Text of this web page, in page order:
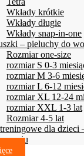
Wkłady krótkie
Wkłady długie
Wkłady snap-in-one
– pieluchy do
Rozmiar one-size
rozmiar S 0-3
rozmiar M 3-6
rozmiar L 6-12
rozmiar XL 12-24
rozmiar XXL 1-3 lat
Rozmiar 4-5 lat
dla dzieci